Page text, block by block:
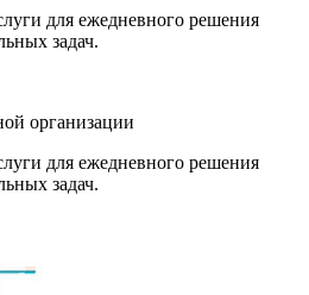
для ежедневного решения
задач.
организации
для ежедневного решения
задач.